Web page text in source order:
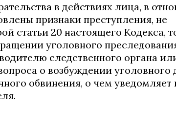
в действиях лица, в
признаки преступления, не
статьи 20 настоящего Кодекса,
уголовного
следственного органа
о возбуждении уголовного
обвинения, о чем уведомляет